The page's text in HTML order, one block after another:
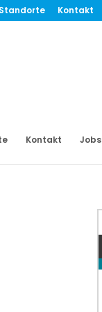
Standorte Kontakt
Kontakt Jobs